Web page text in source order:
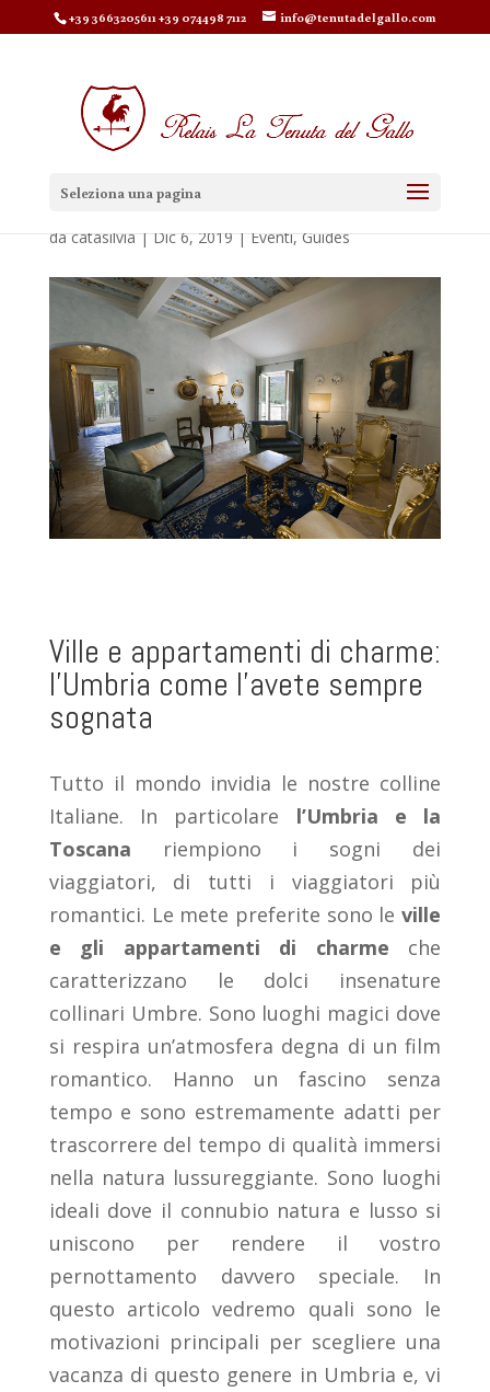
+39 3663205611 +39 074498 7112 info@tenutadelgallo.com
Seleziona una pagina
Ville e appartamenti di charme
dacatasilvia|Dic 6, 2019|Eventi,Guides
Ville e appartamenti di charme:
l’Umbria come l’avete sempre
sognata
Tutto il mondo invidia le nostre colline
Italiane. In particolare l’Umbria e la
Toscana riempiono i sogni dei
viaggiatori, di tutti i viaggiatori più
romantici. Le mete preferite sono leville
e gli appartamenti di charme che
caratterizzano le dolci insenature
collinari Umbre. Sono luoghi magici dove
si respira un’atmosfera degna di un film
romantico. Hanno un fascino senza
tempo e sono estremamente adatti per
trascorrere del tempo di qualità immersi
nella natura lussureggiante. Sono luoghi
ideali dove il connubio natura e lusso si
uniscono per rendere il vostro
pernottamento davvero speciale. In
questo articolo vedremo quali sono le
motivazioni principali per scegliere una
vacanza di questo genere in Umbria e, vi